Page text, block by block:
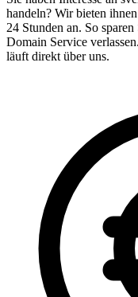
handeln? Wir bieten
24 Stunden an. So
Domain Service
läuft direkt über uns.